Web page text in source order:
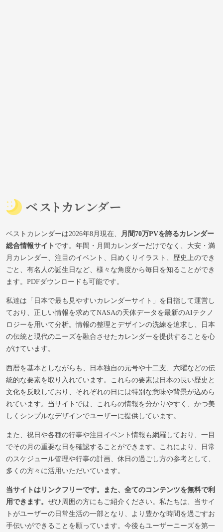
ベストカレンダーは2026年8月現在、
月間70万PVを誇るカレンダー
総合情報サイトです。年間・月間カレンダーだけでなく、大安・満
月カレンダー、注目のイベント、日めくりイラスト、歴史上のでき
ごと、有名人の誕生日など、様々な角度から毎日を知ることができ
ます。PDFダウンロードも可能です。
私達は「日本で最も見やすいカレンダーサイト」を目指して運営し
ており、正しい情報を求めてNASAの天体データを最新のAIテクノ
ロジーを用いて分析。情報の整理とデザインの洗練を追求し、日本
の伝統と現代のニーズを融合させたカレンダーを提供することを心
がけています。
西暦を基本としながらも、日本独自の元号や十二支、六曜などの伝
統的な要素を取り入れています。これらの要素は日本の長い歴史と
文化を反映しており、それぞれの日には特別な意味や背景が込めら
れています。当サイトでは、これらの情報を分かりやすく、かつ美
しくシンプルなデザインでユーザーに提供しています。
また、祝日や各種の行事や注目イベント情報も網羅しており、一目
でその月の重要な日を確認することができます。これにより、日常
のスケジュール管理や行事の計画、休日の過ごし方の参考として、
多くの方々に活用いただいています。
当サイトはリンクフリーです。また、全てのコンテンツを無料で利
用できます。 ぜひ周囲の方にもご紹介ください。私たちは、当サイ
トがユーザーの日常生活の一部となり、より豊かな時間を過ごすお
手伝いができることを願っています。今後もユーザーニーズを第一